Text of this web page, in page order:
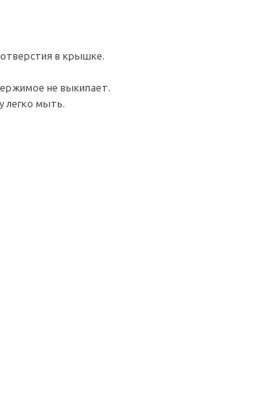
в крышке.
не выкипает.
легко мыть.